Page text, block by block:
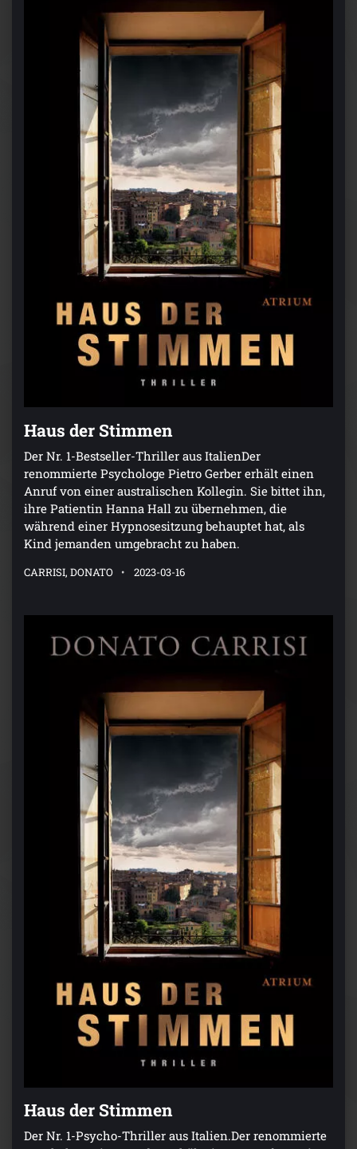
Haus der Stimmen
Der Nr. 1-Bestseller-Thriller aus ItalienDer
renommierte Psychologe Pietro Gerber erhält einen
Anruf von einer australischen Kollegin. Sie bittet ihn,
ihre Patientin Hanna Hall zu übernehmen, die
während einer Hypnosesitzung behauptet hat, als
Kind jemanden umgebracht zu haben.
CARRISI, DONATO 2023-03-16
Haus der Stimmen
Der Nr. 1-Psycho-Thriller aus Italien.Der renommierte